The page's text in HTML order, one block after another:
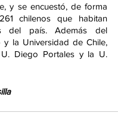
y se encuestó, de forma
chilenos que habitan
del país. Además del
y la Universidad de Chile,
Diego Portales y la U.